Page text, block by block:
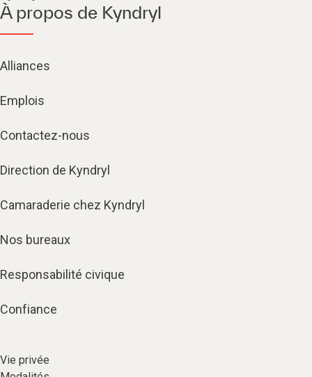
À propos de Kyndryl
Alliances
Emplois
Contactez-nous
Direction de Kyndryl
Camaraderie chez Kyndryl
Nos bureaux
Responsabilité civique
Confiance
Vie privée​